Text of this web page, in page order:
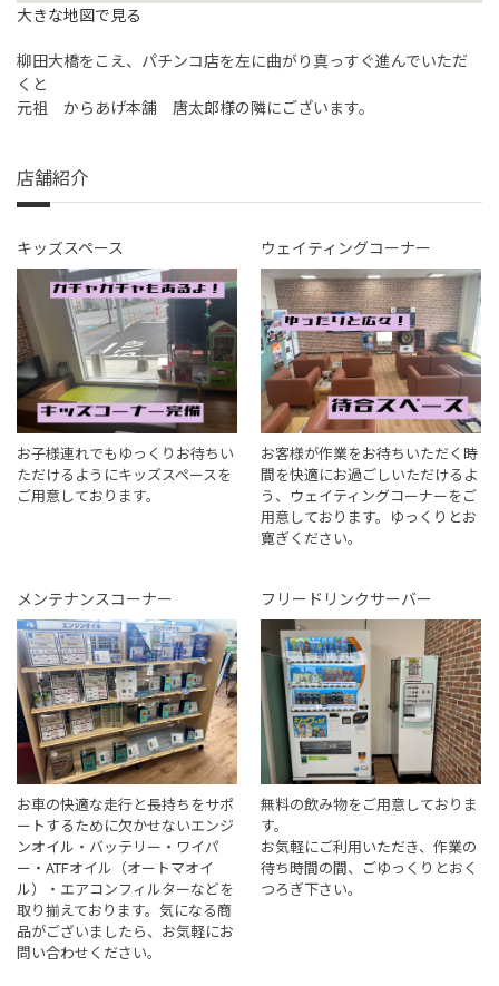
大きな地図で見る
柳田大橋をこえ、パチンコ店を左に曲がり真っすぐ進んでいただ
くと
元祖 からあげ本舗 唐太郎様の隣にございます。
店舗紹介
キッズスペース
お子様連れでもゆっくりお待ちい
ただけるようにキッズスペースを
ご用意しております。
ウェイティングコーナー
お客様が作業をお待ちいただく時
間を快適にお過ごしいただけるよ
う、ウェイティングコーナーをご
用意しております。ゆっくりとお
寛ぎください。
メンテナンスコーナー
お車の快適な走行と長持ちをサポ
ートするために欠かせないエンジ
ンオイル・バッテリー・ワイパ
ー・ATFオイル（オートマオイ
ル）・エアコンフィルターなどを
取り揃えております。気になる商
品がございましたら、お気軽にお
問い合わせください。
フリードリンクサーバー
無料の飲み物をご用意しておりま
す。
お気軽にご利用いただき、作業の
待ち時間の間、ごゆっくりとおく
つろぎ下さい。